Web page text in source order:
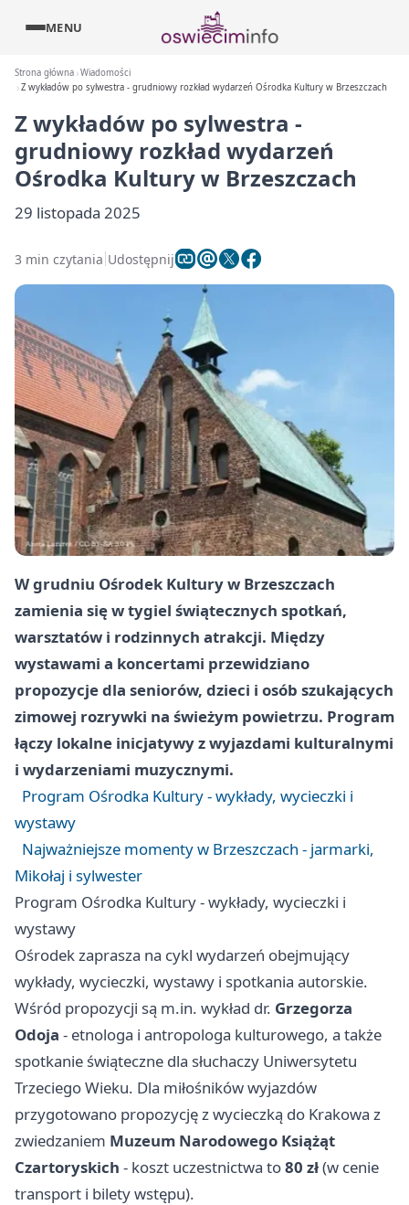
MENU
Strona główna Wiadomości
Z wykładów po sylwestra - grudniowy rozkład wydarzeń Ośrodka Kultury w Brzeszczach
Z wykładów po sylwestra -
grudniowy rozkład wydarzeń
Ośrodka Kultury w Brzeszczach
29 listopada 2025
3 min czytania Udostępnij
W grudniu Ośrodek Kultury w Brzeszczach
zamienia się w tygiel świątecznych spotkań,
warsztatów i rodzinnych atrakcji. Między
wystawami a koncertami przewidziano
propozycje dla seniorów, dzieci i osób szukających
zimowej rozrywki na świeżym powietrzu. Program
łączy lokalne inicjatywy z wyjazdami kulturalnymi
i wydarzeniami muzycznymi.
Program Ośrodka Kultury - wykłady, wycieczki i
wystawy
Najważniejsze momenty w Brzeszczach - jarmarki,
Mikołaj i sylwester
Program Ośrodka Kultury - wykłady, wycieczki i
wystawy
Ośrodek zaprasza na cykl wydarzeń obejmujący
wykłady, wycieczki, wystawy i spotkania autorskie.
Wśród propozycji są m.in. wykład dr. Grzegorza
Odoja - etnologa i antropologa kulturowego, a także
spotkanie świąteczne dla słuchaczy Uniwersytetu
Trzeciego Wieku. Dla miłośników wyjazdów
przygotowano propozycję z wycieczką do Krakowa z
zwiedzaniem Muzeum Narodowego Książąt
Czartoryskich - koszt uczestnictwa to80 zł(w cenie
transport i bilety wstępu).